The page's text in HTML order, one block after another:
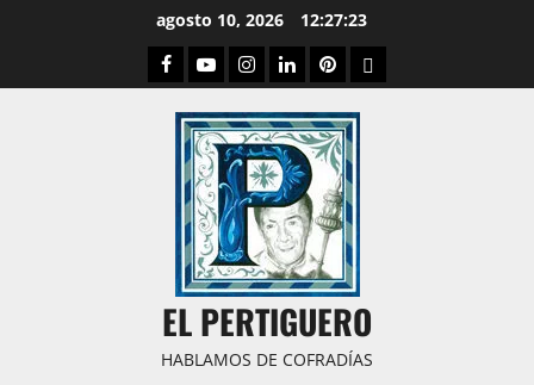
agosto 10, 2026 12:27:24
Facebook
YoutubeInstagram
LinkedPinterestDribbble
EL PERTIGUERO
HABLAMOS DE COFRADÍAS